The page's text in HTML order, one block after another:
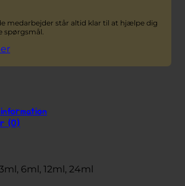
medarbejder står altid klar til at hjælpe dig
spørgsmål.
(0)
6ml, 12ml, 24ml